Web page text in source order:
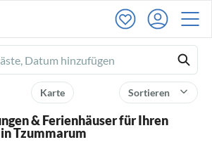
Sortieren
Karte
& Ferienhäuser für Ihren
Tzummarum